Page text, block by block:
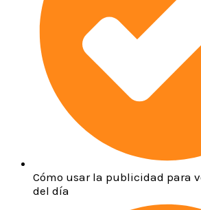
Cómo usar la publicidad para
del día